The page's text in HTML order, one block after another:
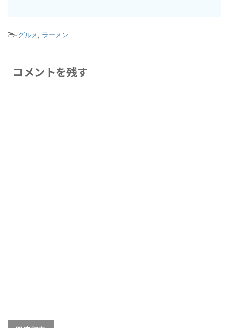
-グルメ, ラーメン
コメントを残す